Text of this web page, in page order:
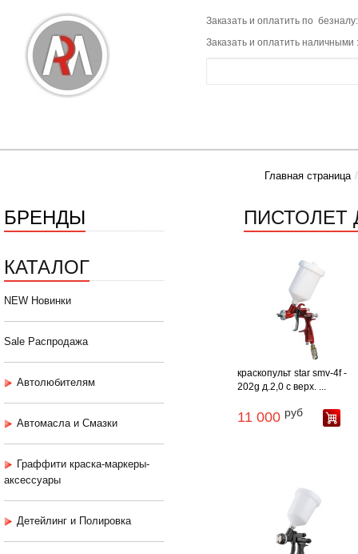
Заказать и оплатить по
Заказать и оплатить наличными
Главная страница
БРЕНДЫ
КАТАЛОГ
NEW Новинки
Sale Распродажа
Автолюбителям
Автомасла и Смазки
Граффити краска-маркеры-
аксессуары
Детейлинг и Полировка
ПИСТОЛЕТ
краскопульт star smv-4f -
202g д.2,0 с верх. ...
11 000 руб